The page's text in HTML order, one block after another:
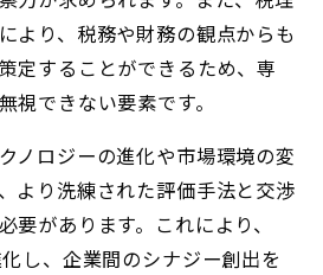
より、税務や財務の観点からも
定することができるため、専
視できない要素です。
ノロジーの進化や市場環境の変
より洗練された評価手法と交渉
要があります。これにより、
し、企業間のシナジー創出を